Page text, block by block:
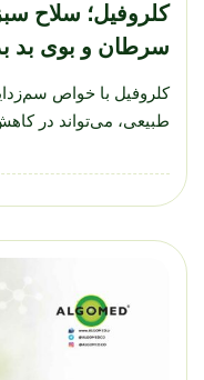
کلروفیل؛ سلاح
سرطان و بوی بد
کلروفیل با خواص
طبیعی، می‌تواند در